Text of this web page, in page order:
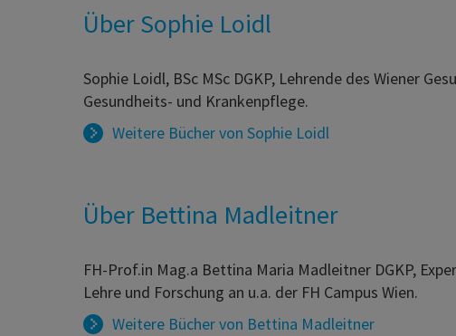
Über Sophie Loidl
Sophie Loidl, BSc MSc DGKP, Lehrende des Wiener
Gesundheits- und Krankenpflege.
Weitere Bücher von Sophie Loidl
Über Bettina Madleitner
FH-Prof.in Mag.a Bettina Maria Madleitner DGKP,
Lehre und Forschung an u.a. der FH Campus Wien.
Weitere Bücher von Bettina Madleitner